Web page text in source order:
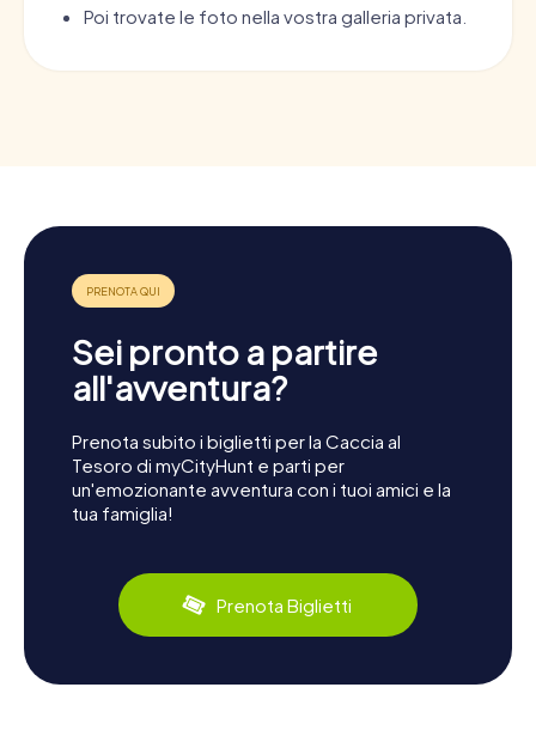
Poi trovate le foto nella vostra galleria privata.
Sei pronto a partire
all'avventura?
Prenota subito i biglietti per la Caccia al
Tesoro di myCityHunt e parti per
un'emozionante avventura con i tuoi amici e la
tua famiglia!
Prenota Biglietti